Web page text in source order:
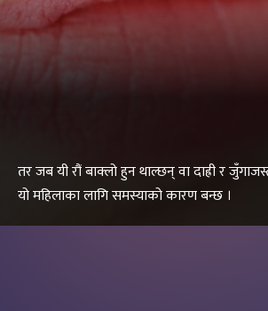
तर जब यी रौं बाक्लो हुन थाल्छन् वा दाह्री र
यो महिलाका लागि समस्याको कारण बन्छ ।